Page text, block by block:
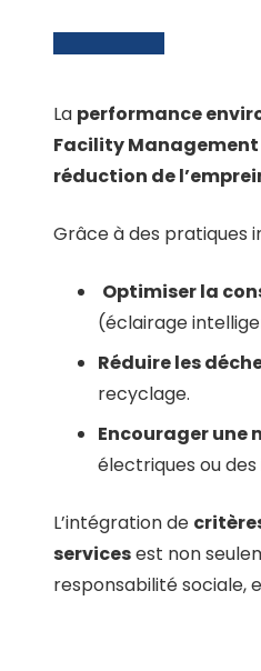
La performance
Facility Management
réduction de
Grâce à des pratiques
Optimiser la
(éclairage
Réduire les
recyclage.
Encourager une
électriques ou
L’intégration de
servicesest non
responsabilité sociale,